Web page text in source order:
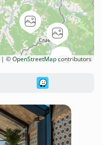
| ©OpenStreetMapcontributors